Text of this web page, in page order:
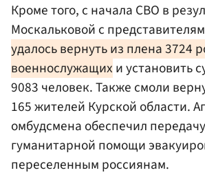
Кроме того, с начала СВО в
Москальковой с
удалось вернуть из плена 3724
военнослужащих и установить
9083 человек. Также смоли
165 жителей Курской области.
омбудсмена обеспечил
гуманитарной помощи
переселенным россиянам.